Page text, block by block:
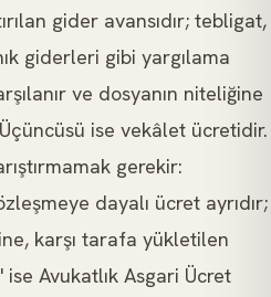
gider avansıdır; tebligat,
giderleri gibi yargılama
ve dosyanın niteliğine
ise vekâlet ücretidir.
gerekir:
dayalı ücret ayrıdır;
karşı tarafa yükletilen
Avukatlık Asgari Ücret